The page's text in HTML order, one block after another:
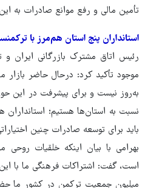
تأمین مالی و رفع موانع صادرات به
استانداران پنج استان هم‌مرز با
رئیس اتاق مشترک بازرگانی ایران و
موجود تأکید کرد: درحال حاضر بازار
به‌روز نیست و برای پیشرفت در این
نسبت به استان‌ها هستیم؛
باید برای توسعه صادرات چنین
بهرامی با بیان اینکه خلقیات
است، گفت: اشتراکات فرهنگی ما با
میلیون جمعیت ترکمن در کشور ما